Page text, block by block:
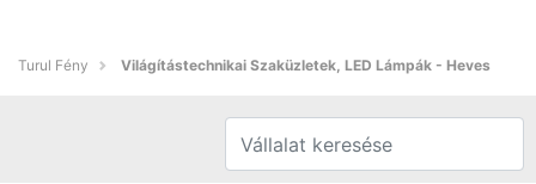
Turul Fény Világítástechnikai Szaküzletek, LED Lámpák - Heves